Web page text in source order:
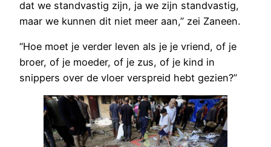
dat we standvastig zijn, ja we zijn standvastig,
maar we kunnen dit niet meer aan,” zei Zaneen.
“Hoe moet je verder leven als je je vriend, of je
broer, of je moeder, of je zus, of je kind in
snippers over de vloer verspreid hebt gezien?”